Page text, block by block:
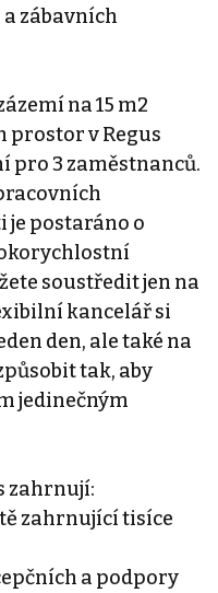
zábavních
na 15 m2
prostor v Regus
pro 3 zaměstnanců.
postaráno o
soustředit jen na
kancelář si
den, ale také na
tak, aby
jedinečným
zahrnují:
zahrnující tisíce
a podpory